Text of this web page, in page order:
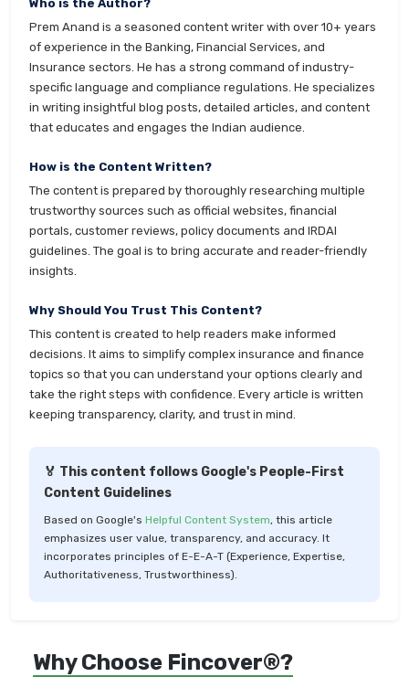
Who is the Author?
Prem Anand is a seasoned content writer with over 10+ years
of experience in the Banking, Financial Services, and
Insurance sectors. He has a strong command of industry-
specific language and compliance regulations. He specializes
in writing insightful blog posts, detailed articles, and content
that educates and engages the Indian audience.
How is the Content Written?
The content is prepared by thoroughly researching multiple
trustworthy sources such as official websites, financial
portals, customer reviews, policy documents and IRDAI
guidelines. The goal is to bring accurate and reader-friendly
insights.
Why Should You Trust This Content?
This content is created to help readers make informed
decisions. It aims to simplify complex insurance and finance
topics so that you can understand your options clearly and
take the right steps with confidence. Every article is written
keeping transparency, clarity, and trust in mind.
🏅 This content follows Google's People-First
Content Guidelines
Based on Google's Helpful Content System, this article
emphasizes user value, transparency, and accuracy. It
incorporates principles of E-E-A-T (Experience, Expertise,
Authoritativeness, Trustworthiness).
Why Choose Fincover®?